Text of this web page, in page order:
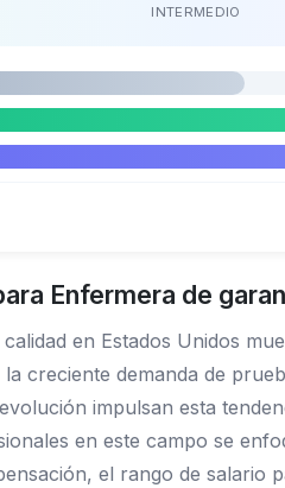
INTERMEDIO
Enfermera de
en Estados Unidos
creciente demanda de
impulsan esta
en este campo se
el rango de salario